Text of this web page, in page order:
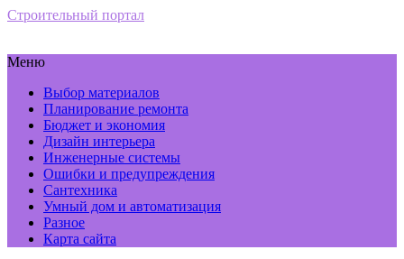
Строительный портал
Меню
Выбор материалов
Планирование ремонта
Бюджет и экономия
Дизайн интерьера
Инженерные системы
Ошибки и предупреждения
Сантехника
Умный дом и автоматизация
Разное
Карта сайта